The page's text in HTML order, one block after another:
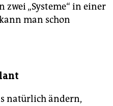
zwei „Systeme“ in einer
man schon
natürlich ändern,